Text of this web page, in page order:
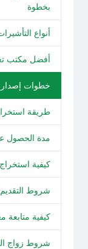
بخطوة
أنواع
أفضل مكتب
خطوات إصدار
طريقة
مدة الحصول
كيفية
شروط
كيفية متابعة
شروط زواج